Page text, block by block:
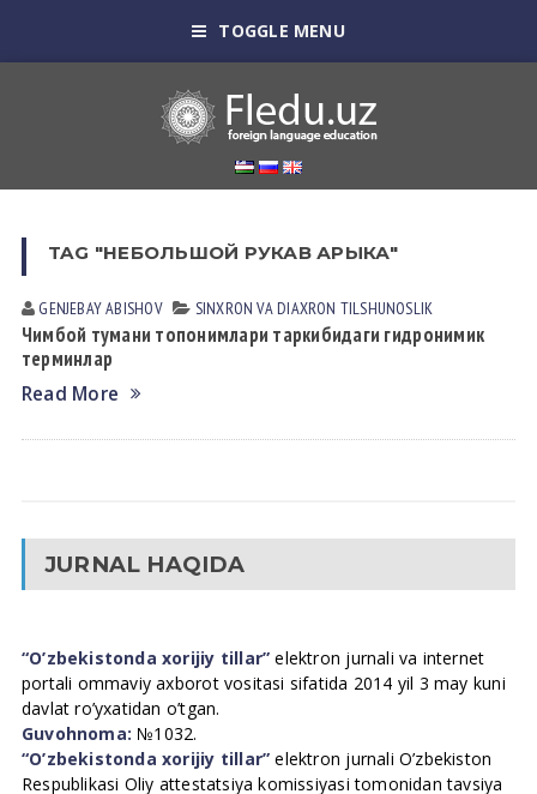
TOGGLE MENU
TAG "НЕБОЛЬШОЙ РУКАВ АРЫКА"
GENJEBAY АBISHOV SINXRON VА DIАXRON TILSHUNOSLIK
Чимбой тумани топонимлари таркибидаги гидронимик
терминлар
Read More
JURNAL HAQIDA
“O’zbekistonda xorijiy tillar” elektron jurnali va internet
portali ommaviy axborot vositasi sifatida 2014 yil 3 may kuni
davlat ro’yxatidan o’tgan.
Guvohnoma: №1032.
“O’zbekistonda xorijiy tillar” elektron jurnali O’zbekiston
Respublikasi Oliy attestatsiya komissiyasi tomonidan tavsiya